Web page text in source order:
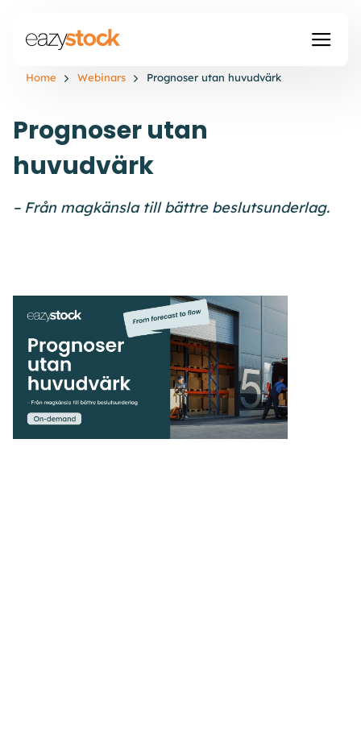
Home Webinars Prognoser utan huvudvärk
Prognoser utan
huvudvärk
– Från magkänsla till bättre beslutsunderlag.